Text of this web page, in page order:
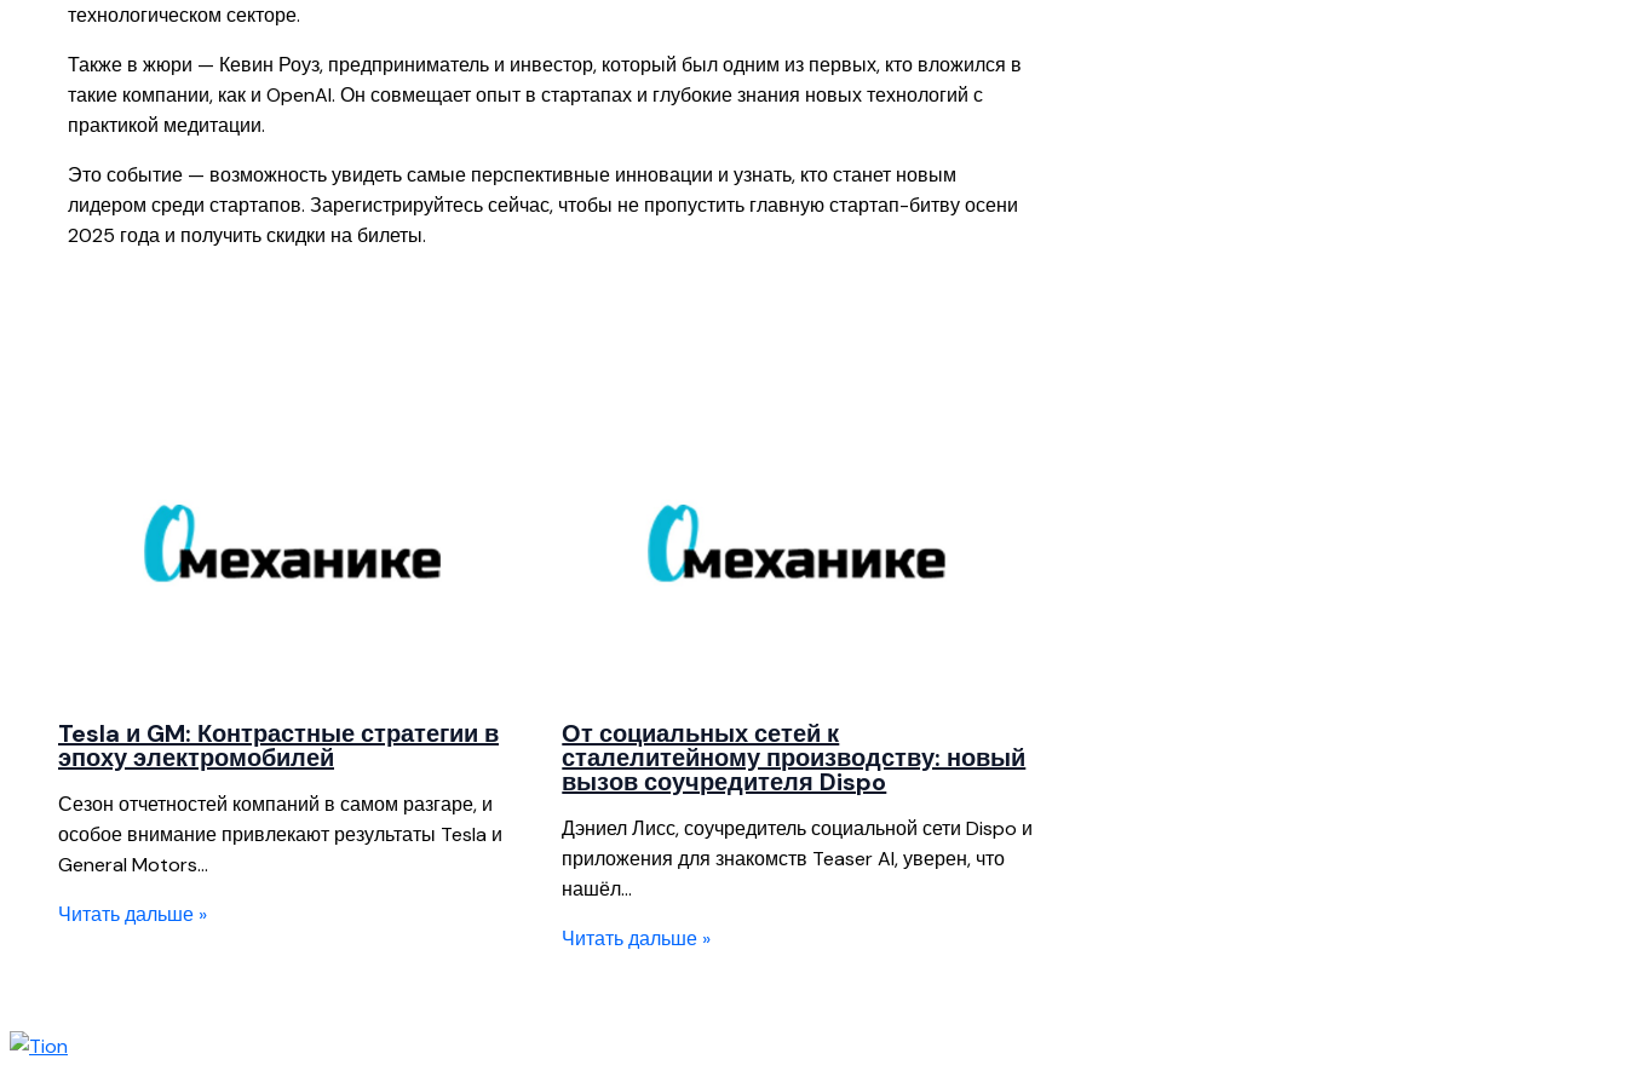
технологическом секторе.
Также в жюри — Кевин Роуз, предприниматель и инвестор, который был одним из первых, кто вложился в
такие компании, как и OpenAI. Он совмещает опыт в стартапах и глубокие знания новых технологий с
практикой медитации.
Это событие — возможность увидеть самые перспективные инновации и узнать, кто станет новым
лидером среди стартапов. Зарегистрируйтесь сейчас, чтобы не пропустить главную стартап-битву осени
2025 года и получить скидки на билеты.
Tesla и GM: Контрастные стратегии в
эпоху электромобилей
Сезон отчетностей компаний в самом разгаре, и
особое внимание привлекают результаты Tesla и
General Motors…
Читать дальше »
От социальных сетей к
сталелитейному производству: новый
вызов соучредителя Dispo
Дэниел Лисс, соучредитель социальной сети Dispo и
приложения для знакомств Teaser AI, уверен, что
нашёл…
Читать дальше »